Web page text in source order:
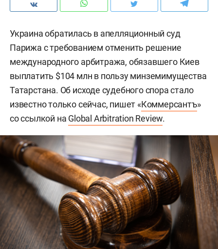
Украина обратилась в апелляционный суд
Парижа с требованием отменить решение
международного арбитража, обязавшего Киев
выплатить $104 млн в пользу минземимущества
Татарстана. Об исходе судебного спора стало
известно только сейчас, пишет «Коммерсантъ»
со ссылкой на Global Arbitration Review.